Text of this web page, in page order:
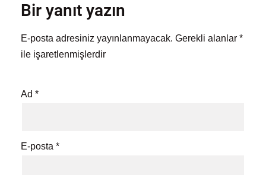
Bir yanıt yazın
E-posta adresiniz yayınlanmayacak. Gerekli alanlar *
ile işaretlenmişlerdir
Ad *
E-posta *